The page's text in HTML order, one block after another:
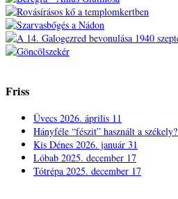
Friss
Üvecs 2026. április 11
Hányféle “fészit” használt a székely?
Kis Dénes 2026. január 31
Lóbab 2025. december 17
Tótrépa 2025. december 17